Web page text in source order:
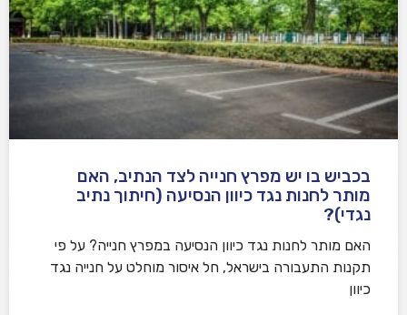
בכביש בו יש מפרץ חנייה לצד הנתיב, האם
מותר לחנות נגד כיוון הנסיעה (חיתוך נתיב
נגדי)?
האם מותר לחנות נגד כיוון הנסיעה במפרץ חנייה? על פי
תקנות התעבורה בישראל, חל איסור מוחלט על חנייה נגד
כיוון